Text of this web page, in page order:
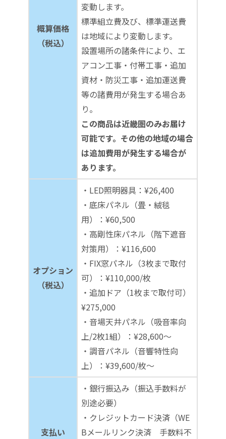
概算価格
（税込）
変動します。
標準組立費及び、標準運送費
は地域により変動します。
設置場所の諸条件により、エ
アコン工事・付帯工事・追加
資材・防災工事・追加運送費
等の諸費用が発生する場合あ
り。
この商品は近畿圏のみお届け
可能です。その他の地域の場合
は追加費用が発生する場合が
あります。
オプション
（税込）
・LED照明器具：¥26,400
・底床パネル（畳・絨毯
用）：¥60,500
・高剛性床パネル（階下遮音
対策用）：¥116,600
・FIX窓パネル（3枚まで取付
可）：¥110,000/枚
・追加ドア（1枚まで取付可）
¥275,000
・音場天井パネル（吸音率向
上/2枚1組）：¥28,600～
・調音パネル（音響特性向
上）：¥39,600/枚～
支払い
・銀行振込み（振込手数料が
別途必要）
・クレジットカード決済（WE
Bメールリンク決済 手数料不